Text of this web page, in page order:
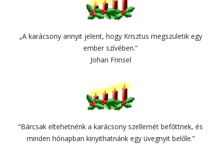
„A karácsony annyit jelent, hogy Krisztus megszületik egy
ember szívében.”
Johan Frinsel
“Bárcsak eltehetnénk a karácsony szellemét befőttnek, és
minden hónapban kinyithatnánk egy üvegnyit belőle.”